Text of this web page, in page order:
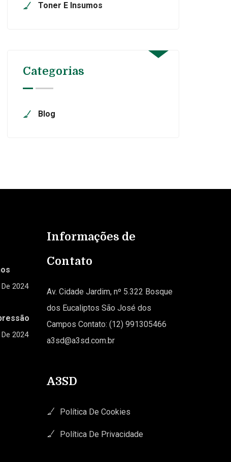
Toner E Insumos
Categorias
Blog
2024
2024
Informações de
Contato
Av. Cidade Jardim, nº 5.322 Bosque
dos Eucaliptos São José dos
Campos Contato: (12) 991305466
a3sd@a3sd.com.br
A3SD
Política De Cookies
Política De Privacidade